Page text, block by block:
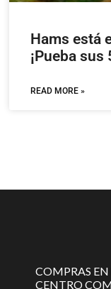
Hams está
¡Pueba
READ MORE »
COMPRAS EN
CENTRO